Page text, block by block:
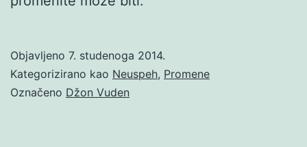
Objavljeno 7. studenoga 2014.
Kategorizirano kao Neuspeh, Promene
Označeno Džon Vuden